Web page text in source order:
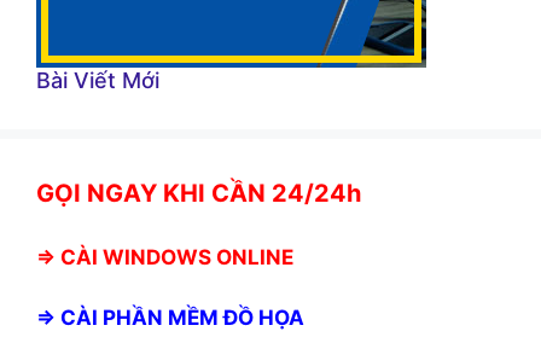
Bài Viết Mới
GỌI NGAY KHI CẦN 24/24h
⇒ CÀI WINDOWS ONLINE
⇒ CÀI PHẦN MỀM ĐỒ HỌA